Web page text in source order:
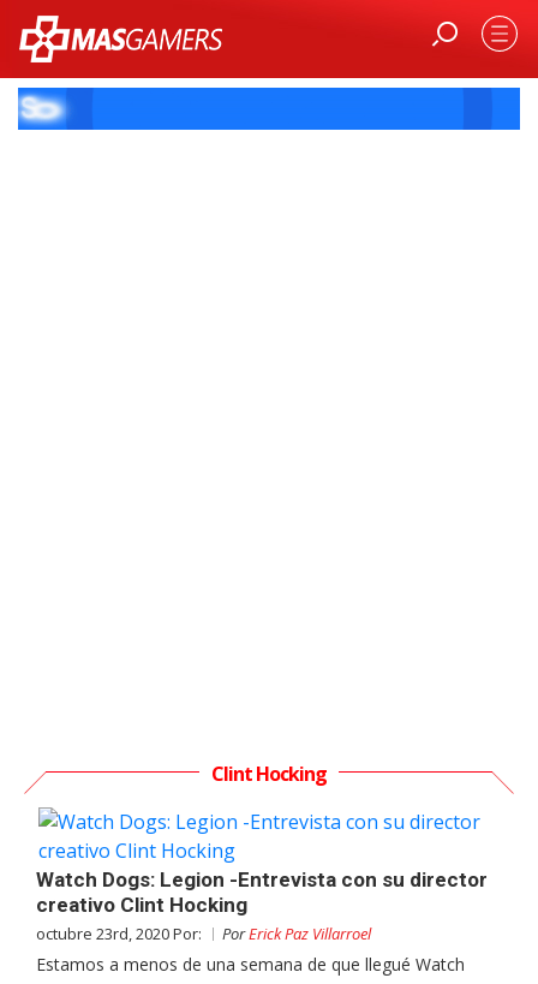
Clint Hocking
Watch Dogs: Legion -Entrevista con su director
creativo Clint Hocking
octubre 23rd, 2020 Por: PorErick Paz Villarroel
Estamos a menos de una semana de que llegué Watch